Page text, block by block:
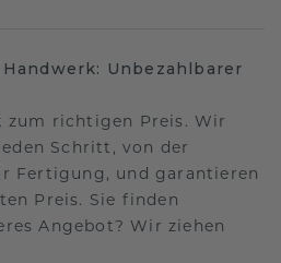
Unbezahlbarer
zum richtigen Preis. Wir
Schritt, von der
Fertigung, und garantieren
Preis. Sie finden
Angebot? Wir ziehen